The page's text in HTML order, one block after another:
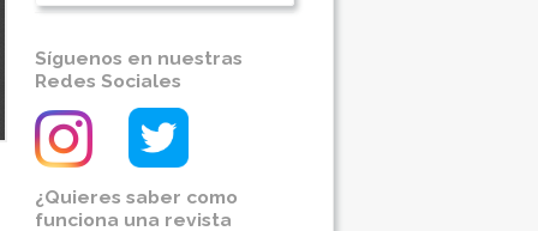
Síguenos en nuestras
Redes Sociales
¿Quieres saber como
funciona una revista